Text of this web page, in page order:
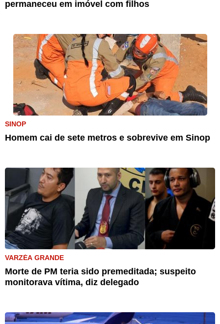
permaneceu em imóvel com filhos
SINOP
Homem cai de sete metros e sobrevive em Sinop
VARZÉA GRANDE
Morte de PM teria sido premeditada; suspeito
monitorava vítima, diz delegado